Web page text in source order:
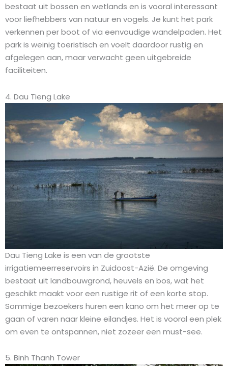
bestaat uit bossen en wetlands en is vooral interessant
voor liefhebbers van natuur en vogels. Je kunt het park
verkennen per boot of via eenvoudige wandelpaden. Het
park is weinig toeristisch en voelt daardoor rustig en
afgelegen aan, maar verwacht geen uitgebreide
faciliteiten.
4. Dau Tieng Lake
Dau Tieng Lake is een van de grootste
irrigatiemeerreservoirs in Zuidoost-Azië. De omgeving
bestaat uit landbouwgrond, heuvels en bos, wat het
geschikt maakt voor een rustige rit of een korte stop.
Sommige bezoekers huren een kano om het meer op te
gaan of varen naar kleine eilandjes. Het is vooral een plek
om even te ontspannen, niet zozeer een must-see.
5. Binh Thanh Tower